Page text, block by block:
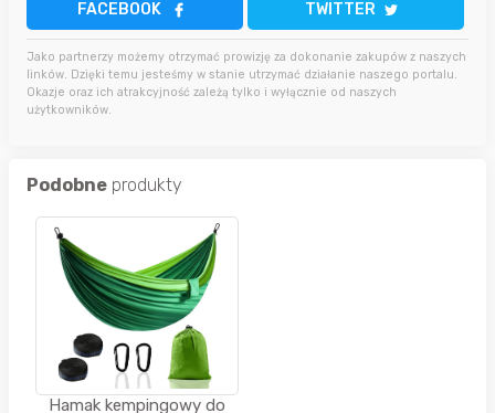
FACEBOOK TWITTER
Jako partnerzy możemy otrzymać prowizję za dokonanie zakupów z naszych
linków. Dzięki temu jesteśmy w stanie utrzymać działanie naszego portalu.
Okazje oraz ich atrakcyjność zależą tylko i wyłącznie od naszych
użytkowników.
Podobne produkty
Hamak kempingowy do